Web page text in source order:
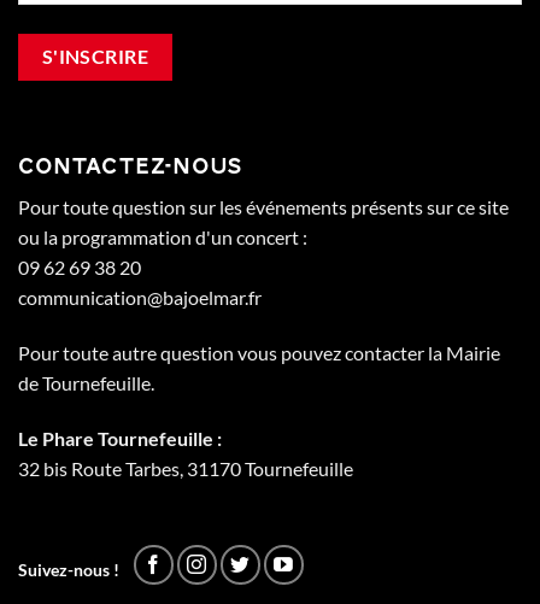
CONTACTEZ-NOUS
Pour toute question sur les événements présents sur ce site
ou la programmation d'un concert :
09 62 69 38 20
communication@bajoelmar.fr
Pour toute autre question vous pouvez contacter la Mairie
de Tournefeuille.
Le Phare Tournefeuille :
32 bis Route Tarbes, 31170 Tournefeuille
Suivez-nous !